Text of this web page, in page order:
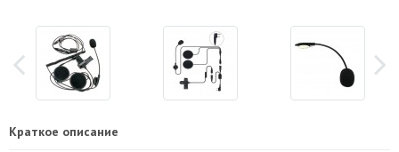
Краткое описание